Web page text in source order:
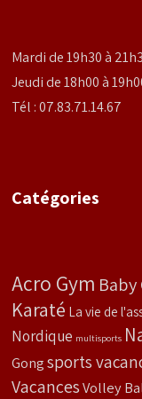
Mardi de 19h30 à
Jeudi de 18h00 à
Tél : 07.83.71.14.67
Catégories
Acro Gym Baby
Karaté La vie de
Nordique multisports
Gong sports
Vacances Volley